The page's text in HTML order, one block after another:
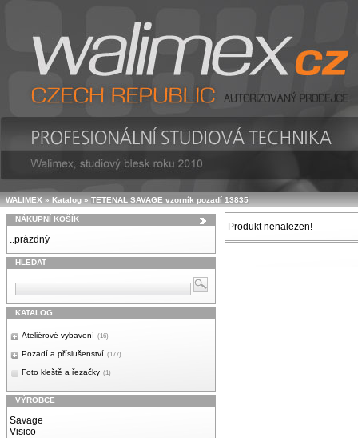
WALIMEX » Katalog » TETENAL SAVAGE vzorník pozadí 13835
NÁKUPNÍ KOŠÍK
..prázdný
HLEDAT
KATALOG
Ateliérové vybavení (16)
Pozadí a příslušenství (177)
Foto kleště a řezačky (1)
VÝROBCE
Savage
Visico
Produkt nenalezen!